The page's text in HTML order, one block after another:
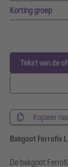
Korting groep
Tekst van de
Kopieer
Bakgoot Ferrofix
De bakgoot